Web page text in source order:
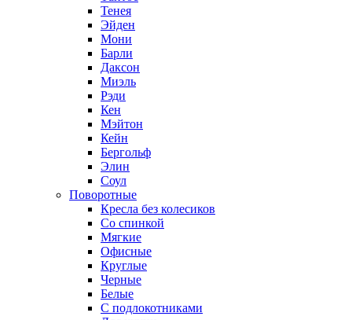
Тенея
Эйден
Мони
Барли
Даксон
Миэль
Рэди
Кен
Мэйтон
Кейн
Бергольф
Элин
Соул
Поворотные
Кресла без колесиков
Со спинкой
Мягкие
Офисные
Круглые
Черные
Белые
С подлокотниками